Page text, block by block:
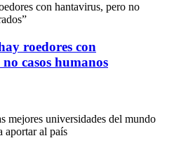
con hantavirus, pero no
roedores con
casos humanos
mejores universidades del mundo
aportar al país